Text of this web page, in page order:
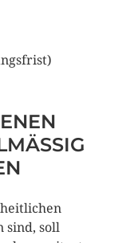
Ü
sind, soll